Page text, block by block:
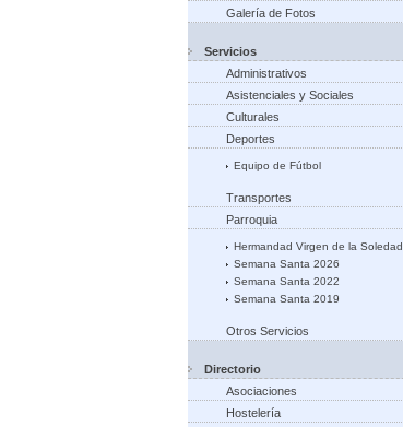
Galería de Fotos
Servicios
Administrativos
Asistenciales y Sociales
Culturales
Deportes
Equipo de Fútbol
Transportes
Parroquia
Hermandad Virgen de la Soledad
Semana Santa 2026
Semana Santa 2022
Semana Santa 2019
Otros Servicios
Directorio
Asociaciones
Hostelería